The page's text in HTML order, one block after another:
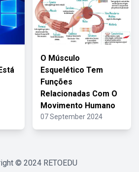
O Músculo
Esquelético Tem
Funções
Relacionadas Com O
Movimento Humano
07 September 2024
© 2024 RETOEDU